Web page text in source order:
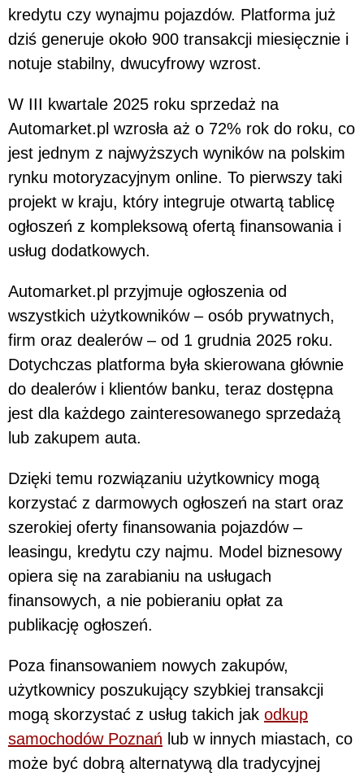
kredytu czy wynajmu pojazdów. Platforma już
dziś generuje około 900 transakcji miesięcznie i
notuje stabilny, dwucyfrowy wzrost.
W III kwartale 2025 roku sprzedaż na
Automarket.pl wzrosła aż o 72% rok do roku, co
jest jednym z najwyższych wyników na polskim
rynku motoryzacyjnym online. To pierwszy taki
projekt w kraju, który integruje otwartą tablicę
ogłoszeń z kompleksową ofertą finansowania i
usług dodatkowych.
Automarket.pl przyjmuje ogłoszenia od
wszystkich użytkowników – osób prywatnych,
firm oraz dealerów – od 1 grudnia 2025 roku.
Dotychczas platforma była skierowana głównie
do dealerów i klientów banku, teraz dostępna
jest dla każdego zainteresowanego sprzedażą
lub zakupem auta.
Dzięki temu rozwiązaniu użytkownicy mogą
korzystać z darmowych ogłoszeń na start oraz
szerokiej oferty finansowania pojazdów –
leasingu, kredytu czy najmu. Model biznesowy
opiera się na zarabianiu na usługach
finansowych, a nie pobieraniu opłat za
publikację ogłoszeń.
Poza finansowaniem nowych zakupów,
użytkownicy poszukujący szybkiej transakcji
mogą skorzystać z usług takich jak odkup
samochodów Poznań lub w innych miastach, co
może być dobrą alternatywą dla tradycyjnej